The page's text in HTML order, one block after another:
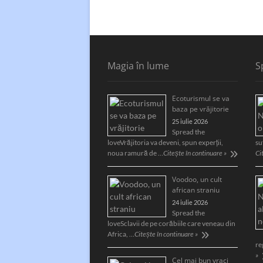
Magia în lume
Ecoturismul se va
baza pe vrăjitorie
25 iulie 2026
Spread the
loveVrăjitoria va deveni, spun experții,
noua ramură de …Citește în continuare »
Voodoo, un cult
african straniu
24 iulie 2026
Spread the
loveSclavii de pe corăbiile care veneau din
Africa, …Citește în continuare »
Cel mai bun vraci
»